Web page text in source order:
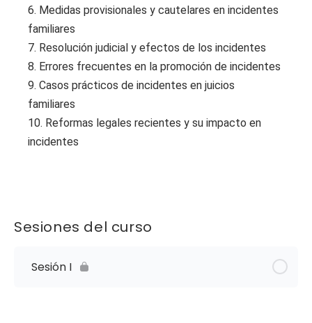
6. Medidas provisionales y cautelares en incidentes
familiares
7. Resolución judicial y efectos de los incidentes
8. Errores frecuentes en la promoción de incidentes
9. Casos prácticos de incidentes en juicios
familiares
10. Reformas legales recientes y su impacto en
incidentes
Sesiones del curso
Sesión I